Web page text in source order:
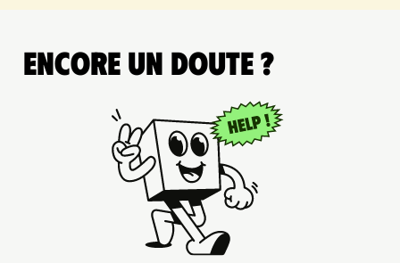
Encore un doute ?